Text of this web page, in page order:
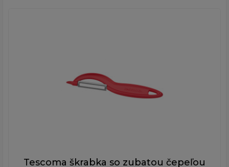
Tescoma škrabka so zubatou čepeľou